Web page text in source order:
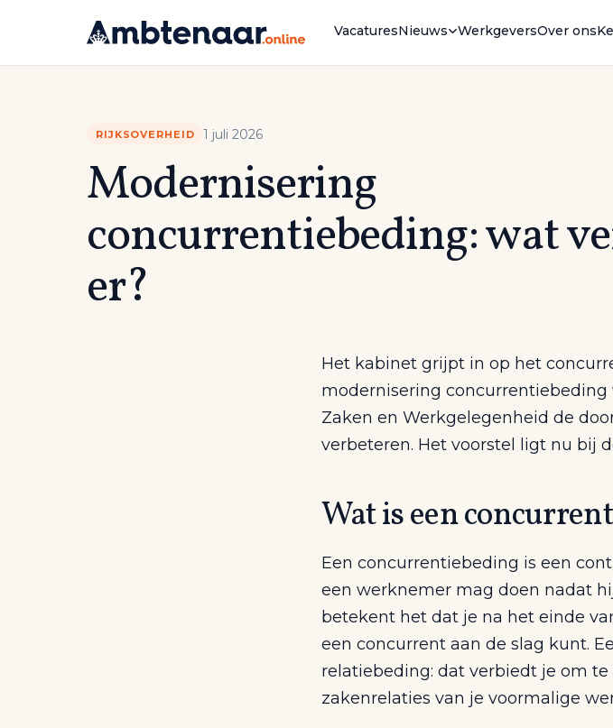
VacaturesNieuws WerkgeversOver ons
RIJKSOVERHEID 1 juli 2026
Modernisering
concurrentiebeding: wat
er?
Het kabinet grijpt in op het
modernisering
Zaken en Werkgelegenheid de
verbeteren. Het voorstel ligt nu bij
Wat is een
Een concurrentiebeding is een
een werknemer mag doen nadat
betekent het dat je na het einde
een concurrent aan de slag kunt.
relatiebeding: dat verbiedt je om
zakenrelaties van je voormalige